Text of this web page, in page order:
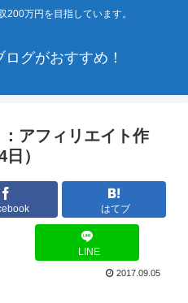
200万円を目指しています。
グがおすすめ！
アフィリエイト作
）
はてブ
LINE
2017.09.05